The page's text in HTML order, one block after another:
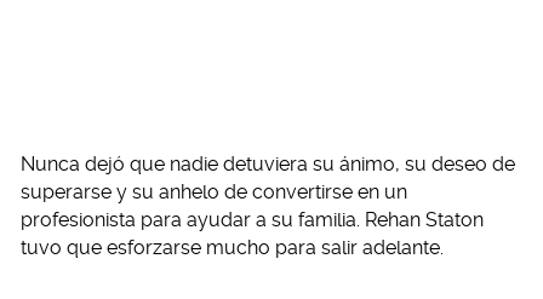
Nunca dejó que nadie detuviera su ánimo, su deseo de
superarse y su anhelo de convertirse en un
profesionista para ayudar a su familia. Rehan Staton
tuvo que esforzarse mucho para salir adelante.